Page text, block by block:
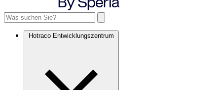
Hotraco Entwicklungszentrum